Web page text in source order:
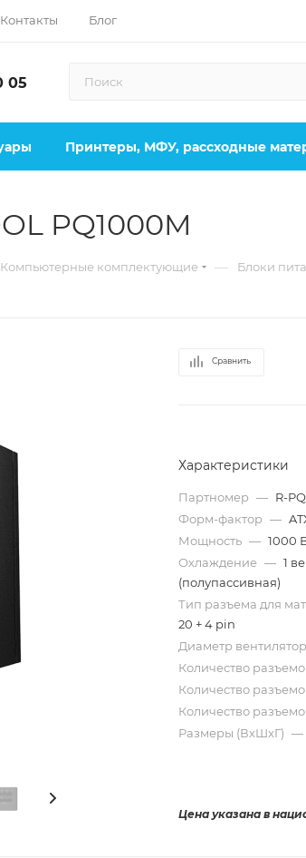
Контакты Блог
05
Принтеры, МФУ, рассходные
PQ1000M
Компьютерные комплектующие — Блоки
Сравнить
Характеристики
Партномер — R-
Форм-фактор —
Мощность — 1000
Охлаждение — 1
(полупассивная)
Тип разъема для
20 + 4 pin
Диаметр
Количество
Количество
Количество
Размеры (ВxШxГ) —
Цена указана в